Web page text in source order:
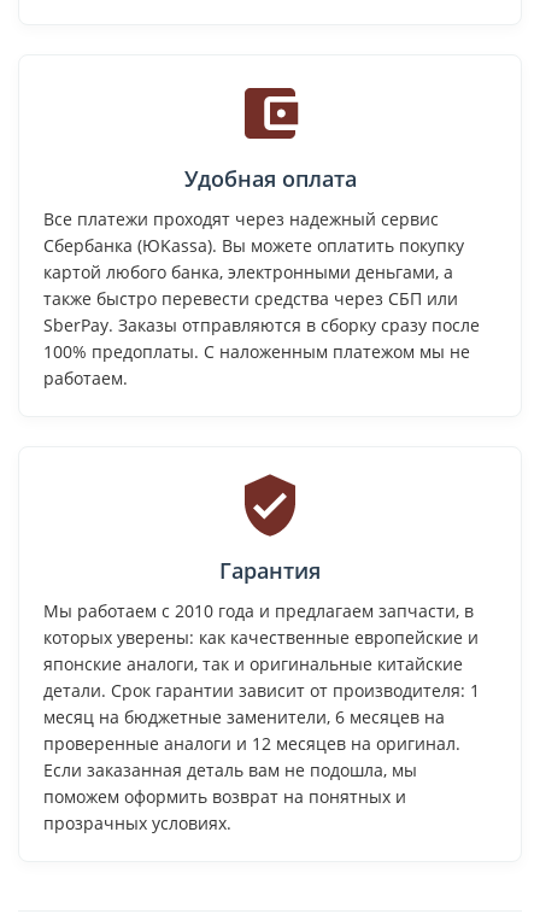
Удобная оплата
Все платежи проходят через надежный сервис
Сбербанка (ЮKassa). Вы можете оплатить покупку
картой любого банка, электронными деньгами, а
также быстро перевести средства через СБП или
SberPay. Заказы отправляются в сборку сразу после
100% предоплаты. С наложенным платежом мы не
работаем.
Гарантия
Мы работаем с 2010 года и предлагаем запчасти, в
которых уверены: как качественные европейские и
японские аналоги, так и оригинальные китайские
детали. Срок гарантии зависит от производителя: 1
месяц на бюджетные заменители, 6 месяцев на
проверенные аналоги и 12 месяцев на оригинал.
Если заказанная деталь вам не подошла, мы
поможем оформить возврат на понятных и
прозрачных условиях.